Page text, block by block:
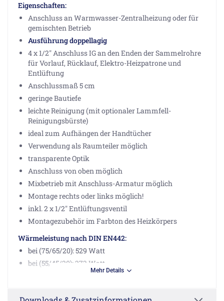
Eigenschaften:
Anschluss an Warmwasser-Zentralheizung oder für
gemischten Betrieb
Ausführung doppellagig
4 x 1/2" Anschluss IG an den Enden der Sammelrohre
für Vorlauf, Rücklauf, Elektro-Heizpatrone und
Entlüftung
Anschlussmaß 5 cm
geringe Bautiefe
leichte Reinigung (mit optionaler Lammfell-
Reinigungsbürste)
ideal zum Aufhängen der Handtücher
Verwendung als Raumteiler möglich
transparente Optik
Anschluss von oben möglich
Mixbetrieb mit Anschluss-Armatur möglich
Montage rechts oder links möglich!
inkl. 2 x 1/2" Entlüftungsventil
Montagezubehör im Farbton des Heizkörpers
Wärmeleistung nach DIN EN442:
bei (75/65/20): 529 Watt
bei (55/45/20): 273 Watt
Mehr Details